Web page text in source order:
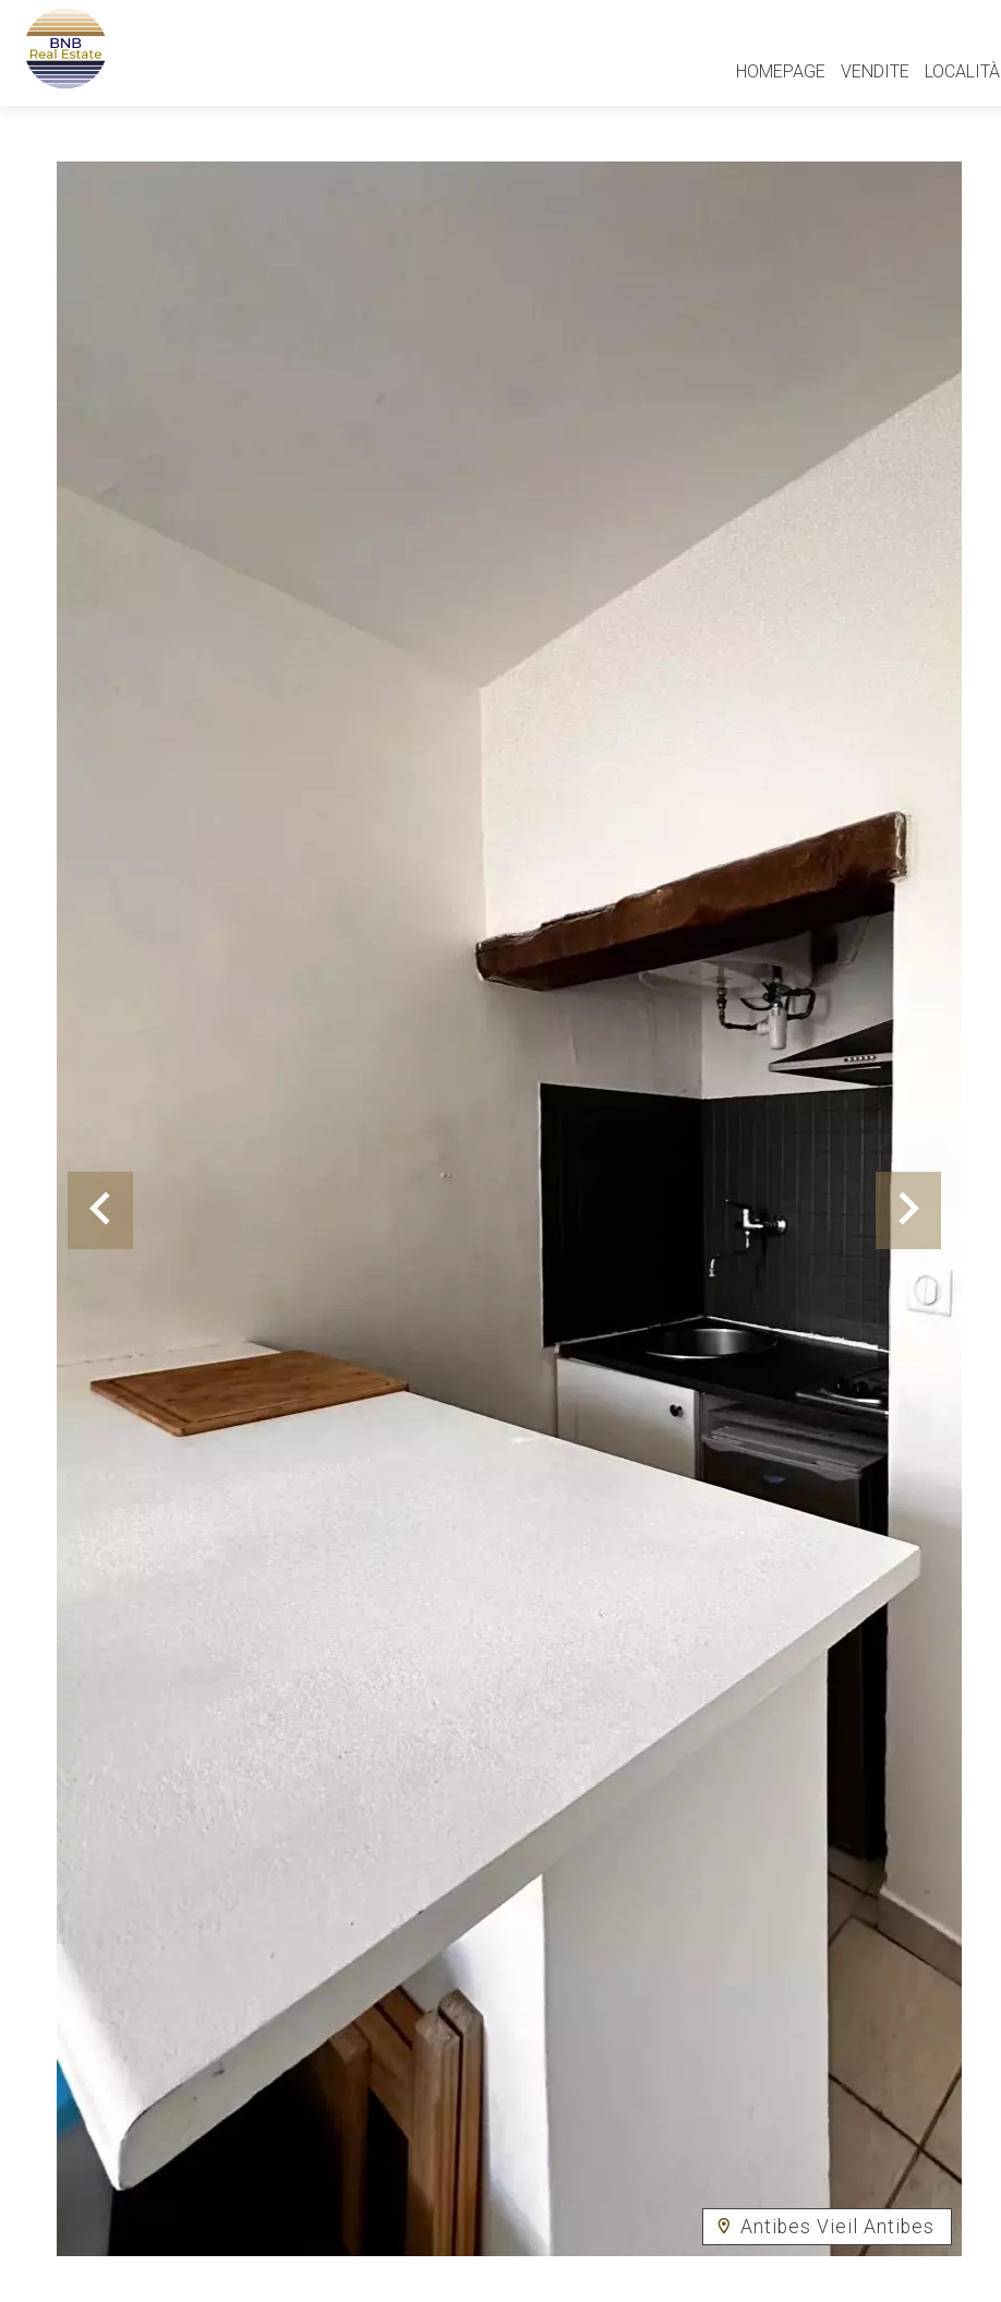
HOMEPAGE VENDITE LOCALITÀ
Antibes Vieil Antibes